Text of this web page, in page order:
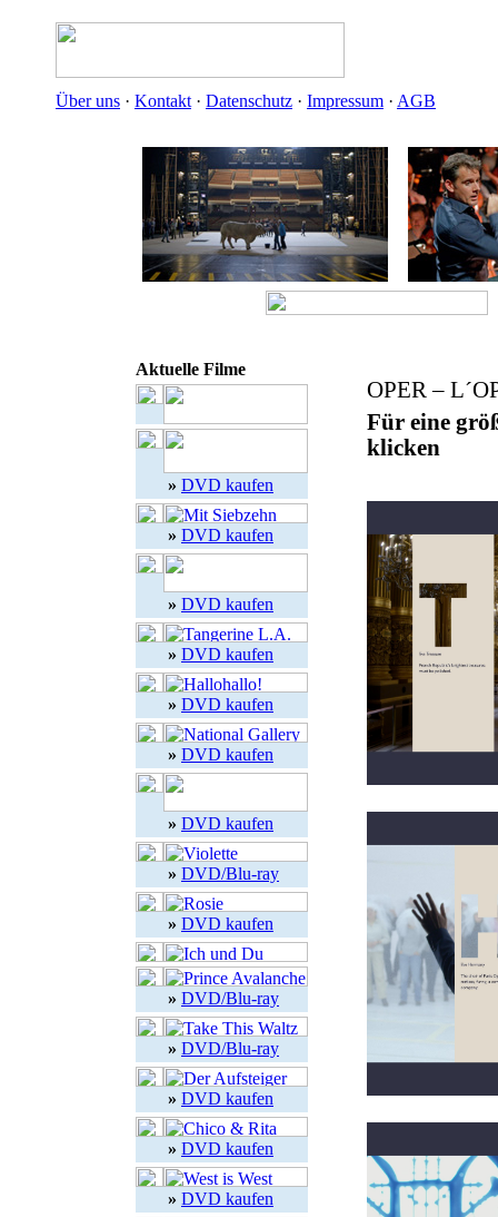
Über uns · Kontakt · Datenschutz · Impressum · AGB
Aktuelle Filme
» DVD kaufen
» DVD kaufen
» DVD kaufen
» DVD kaufen
» DVD kaufen
» DVD kaufen
» DVD kaufen
» DVD/Blu-ray
» DVD kaufen
» DVD/Blu-ray
» DVD/Blu-ray
» DVD kaufen
» DVD kaufen
» DVD kaufen
OPER –
Für eine
klicken